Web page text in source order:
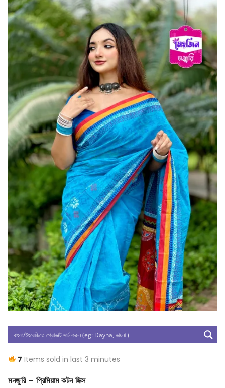
7 Items sold in last 3 minutes
মনজুরি – প্রিমিয়াম কটন মিক্স